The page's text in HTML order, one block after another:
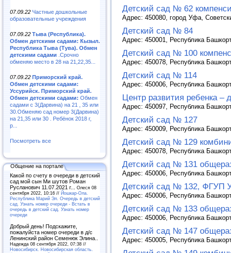
07.09.22 Частные дошкольные
образовательные учреждения
07.09.22 Тыва (Республика).
Обмен детскими садами: Кызыл.
Республика Тыва (Тува). Обмен
детскими садами .Срочно
обменяю место в 28 на 21,22,35...
07.09.22 Приморский край.
Обмен детскими садами:
Уссурийск. Приморский край.
Обмен детскими садами: Обмен
садами с 3(Дарвина) на 21 , 35 или
30.Обменяю сад номер 3(Дарвина)
на 21,35 или 30 . Ребёнок 2018 г,
р...
Посмотреть все
Общение на портале
Какой по счету в очереди в детский
сад мой сын Ми шутов Роман
Русланович 11.07.2021 г... Олеся 08
сентября 2022, 10:16 // Йошкар-Ола.
Республика Марий Эл. Очередь в детский
сад. Узнать номер очереди - Встать в
очередь в детский сад. Узнать номер
очереди
Добрый день! Подскажите,
пожалуйста номер очереди в д/с
Ленинский район Семенюк Элина..
Надежда 08 сентября 2022, 07:38 //
Новосибирск. Новосибирская область.
Детский сад № 62
Адрес: 450080, город Уфа,
Детский сад № 84
Адрес: 450001, Республика
Детский сад № 100
Адрес: 450078, Республика
Детский сад № 114
Адрес: 450006, Республика
Центр развития ребенка –
Адрес: 450097, Республика
Детский сад № 127
Адрес: 450009, Республика
Детский сад № 129
Адрес: 450078, Республика
Детский сад № 131
Адрес: 450006, Республика
Детский сад № 132, ФГУП
Адрес: 450006, Республика
Детский сад № 133
Адрес: 450006, Республика
Детский сад № 147
Адрес: 450005, Республика